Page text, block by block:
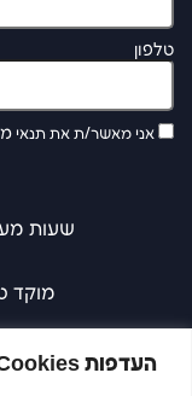
העדפות Cookies
טלפון
אני מאשר/ת את תנאי
שעות מענה
מוקד